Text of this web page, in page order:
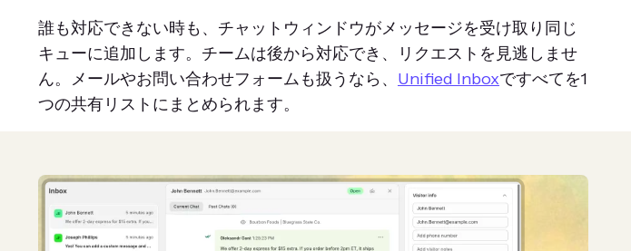
誰も対応できない時も、チャットウィンドウがメッセージを受け取り同じ
キューに追加します。チームは後から対応でき、リクエストを見逃しませ
ん。メールやお問い合わせフォームも扱うなら、 Unified Inboxですべてを1
つの共有リストにまとめられます。